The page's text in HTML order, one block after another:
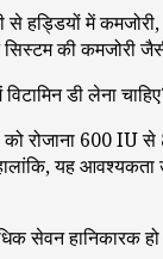
से हड्डियों में
की कमजोरी
डी लेना
को रोजाना 600 IU
यह आवश्यकता
सेवन हानिकारक